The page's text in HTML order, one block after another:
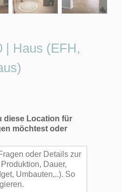
| Haus (EFH,
diese Location für
möchtest oder